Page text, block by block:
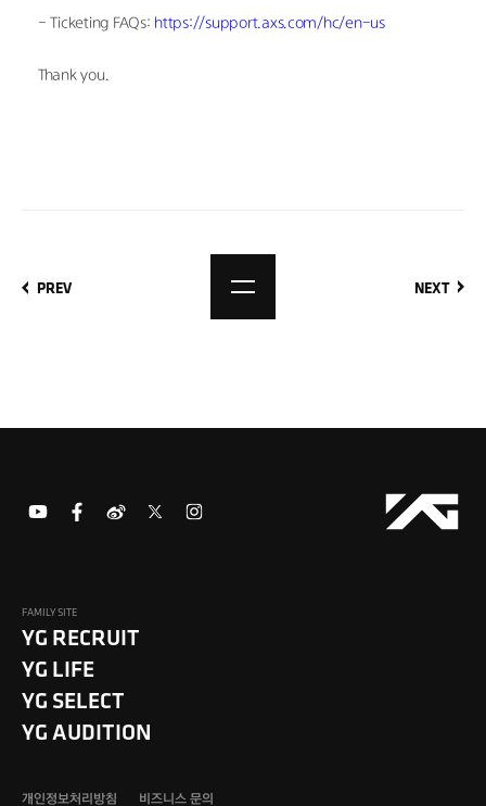
- Ticketing FAQs: https://support.axs.com/hc/en-us
Thank you.
PREV NEXT
FAMILY SITE
YG RECRUIT
YG LIFE
YG SELECT
YG AUDITION
개인정보처리방침 비즈니스 문의